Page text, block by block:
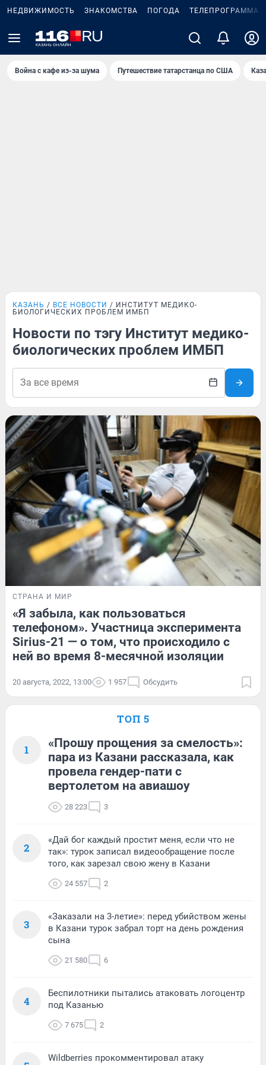
НЕДВИЖИМОСТЬ ЗНАКОМСТВА ПОГОДА ТЕЛЕПРОГРАММА
Война с кафе из-за шума Путешествие татарстанца по США
КАЗАНЬ ВСЕ НОВОСТИ
ИНСТИТУТ МЕДИКО-
БИОЛОГИЧЕСКИХ ПРОБЛЕМ ИМБП
Новости по тэгу Институт медико-
биологических проблем ИМБП
СТРАНА И МИР
«Я забыла, как пользоваться
телефоном». Участница эксперимента
Sirius-21 — о том, что происходило с
ней во время 8-месячной изоляции
20 августа, 2022, 13:00 1 957 Обсудить
ТОП 5
1
«Прошу прощения за смелость»:
пара из Казани рассказала, как
провела гендер-пати с
вертолетом на авиашоу
28 223 3
2
«Дай бог каждый простит меня, если что не
так»: турок записал видеообращение после
того, как зарезал свою жену в Казани
24 557 2
3
«Заказали на 3-летие»: перед убийством жены
в Казани турок забрал торт на день рождения
сына
21 580 6
4
Беспилотники пытались атаковать логоцентр
под Казанью
7 675 2
Wildberries прокомментировал атаку